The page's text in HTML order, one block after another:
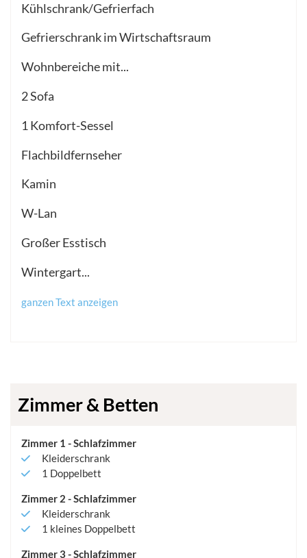
Kühlschrank/Gefrierfach
Gefrierschrank im Wirtschaftsraum
Wohnbereiche mit...
2 Sofa
1 Komfort-Sessel
Flachbildfernseher
Kamin
W-Lan
Großer Esstisch
Wintergart...
ganzen Text anzeigen
Zimmer & Betten
Zimmer 1 -Schlafzimmer
Kleiderschrank
1 Doppelbett
Zimmer 2 -Schlafzimmer
Kleiderschrank
1 kleines Doppelbett
Zimmer3-Schlafzimmer